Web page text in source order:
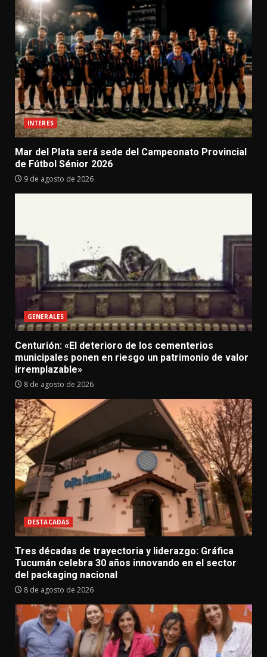
INTERES
Mar del Plata será sede del Campeonato Provincial
de Fútbol Sénior 2026
9 de agosto de 2026
GENERALES
Centurión: «El deterioro de los cementerios
municipales ponen en riesgo un patrimonio de valor
irremplazable»
8 de agosto de 2026
DESTACADAS
Tres décadas de trayectoria y liderazgo: Gráfica
Tucumán celebra 30 años innovando en el sector
del packaging nacional
8 de agosto de 2026